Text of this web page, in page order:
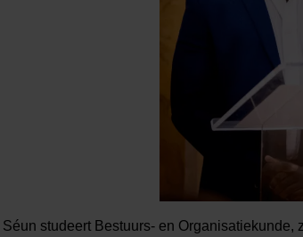
Séun studeert Bestuurs- en